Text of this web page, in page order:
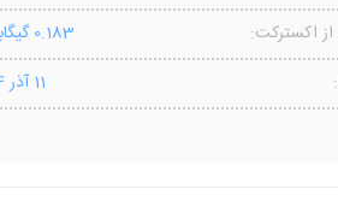
اکسترکت:
0.183 گیگابایت
11 آذر 1404